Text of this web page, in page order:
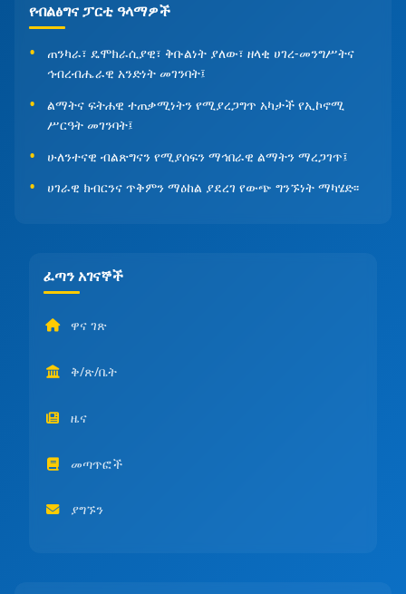
የብልፅግና ፓርቲ ዓላማዎች
ጠንካራ፣ ዴሞክራሲያዊ፣ ቅቡልነት ያለው፣ ዘላቂ ሀገረ-መንግሥትና
ኅብረብሔራዊ አንድነት መገንባት፤
ልማትና ፍትሐዊ ተጠቃሚነትን የሚያረጋግጥ አካታች የኢኮኖሚ
ሥርዓት መገንባት፤
ሁለንተናዊ ብልጽግናን የሚያሰፍን ማኅበራዊ ልማትን ማረጋገጥ፤
ሀገራዊ ክብርንና ጥቅምን ማዕከል ያደረገ የውጭ ግንኙነት ማካሄድ፡፡
ፈጣን አገናኞች
ዋና ገጽ
ቅ/ጽ/ቤት
ዜና
መጣጥፎች
ያግኙን